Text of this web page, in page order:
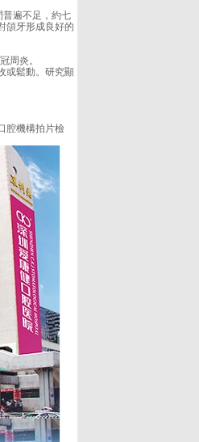
遍不足，約七
頜牙形成良好的
周炎。
或鬆動。研究顯
腔機構拍片檢